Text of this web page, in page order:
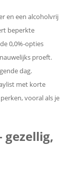
en een alcoholvrij
beperkte
0,0%-opties
proeft.
dag.
met korte
vooral als je